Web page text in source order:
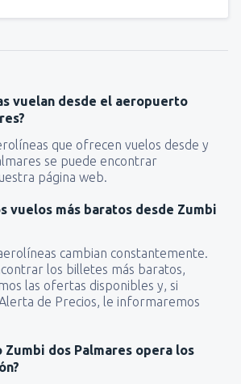
vuelan desde el aeropuerto
que ofrecen vuelos desde y
se puede encontrar
página web.
vuelos más baratos desde Zumbi
cambian constantemente.
los billetes más baratos,
las ofertas disponibles y, si
de Precios, le informaremos
dos Palmares opera los